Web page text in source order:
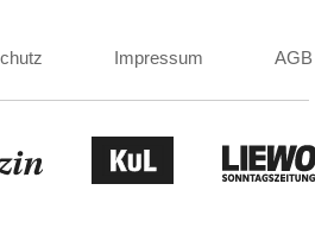
Impressum AGB